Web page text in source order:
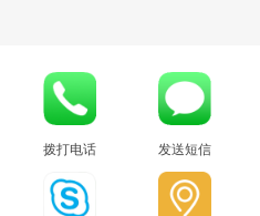
拨打电话 发送短信